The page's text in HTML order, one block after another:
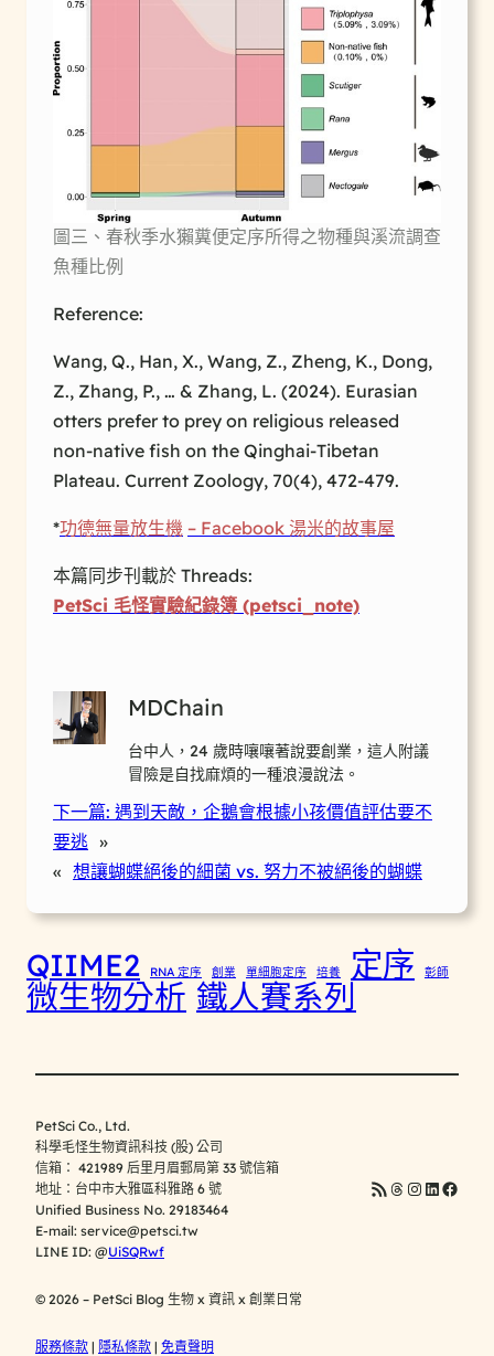
圖三、春秋季水獺糞便定序所得之物種與溪流調查
魚種比例
Reference:
Wang, Q., Han, X., Wang, Z., Zheng, K., Dong,
Z., Zhang, P., … & Zhang, L. (2024). Eurasian
otters prefer to prey on religious released
non-native fish on the Qinghai-Tibetan
Plateau. Current Zoology, 70(4), 472-479.
*功德無量放生機 – Facebook 湯米的故事屋
本篇同步刊載於 Threads:
PetSci 毛怪實驗紀錄簿 (petsci_note)
MDChain
台中人，24 歲時嚷嚷著說要創業，這人附議
冒險是自找麻煩的一種浪漫說法。
下一篇: 遇到天敵，企鵝會根據小孩價值評估要不
要逃 »
« 想讓蝴蝶絕後的細菌 vs. 努力不被絕後的蝴蝶
QIIME2 RNA 定序 創業 單細胞定序 培養 定序 彰師
微生物分析 鐵人賽系列
PetSci Co., Ltd.
科學毛怪生物資訊科技 (股) 公司
信箱： 421989 后里月眉郵局第 33 號信箱
地址：台中市大雅區科雅路 6 號
Unified Business No. 29183464
E-mail: service@petsci.tw
LINE ID: @UiSQRwf
https://
Threads
Instagram
© 2026 – PetSci Blog 生物 x 資訊 x 創業日常
服務條款 | 隱私條款 | 免責聲明